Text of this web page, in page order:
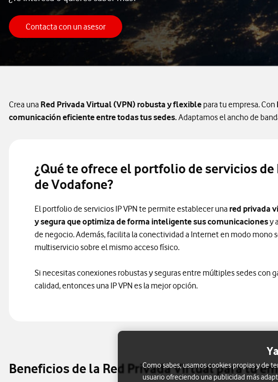
Contacta con un asesorContacta con un asesor
Crea una Red Privada Virtual (VPN) robusta y flexible para tu empresa. Con
comunicación eficiente entre todas tus sedes. Adaptamos el ancho de
¿Qué te ofrece el portfolio de servicios de
de Vodafone?
El portfolio de servicios IP VPN te permite establecer una red privada
y segura que optimiza de forma inteligente sus comunicacionesy
de negocio. Además, facilita la conectividad a Internet en modo mono
multiservicio sobre el mismo acceso físico.
Si necesitas conexiones robustas y seguras entre múltiples sedes con
calidad, entonces una IP VPN es la mejor opción.
Beneficios de la Red Privada Virtual para tu
Como sabes, usamos cookies propias y de
usuario ofreciendo una publicidad más